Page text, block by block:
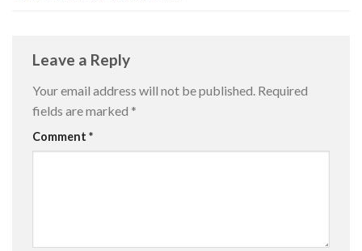
Leave a Reply
Your email address will not be published. Required
fields are marked *
Comment *